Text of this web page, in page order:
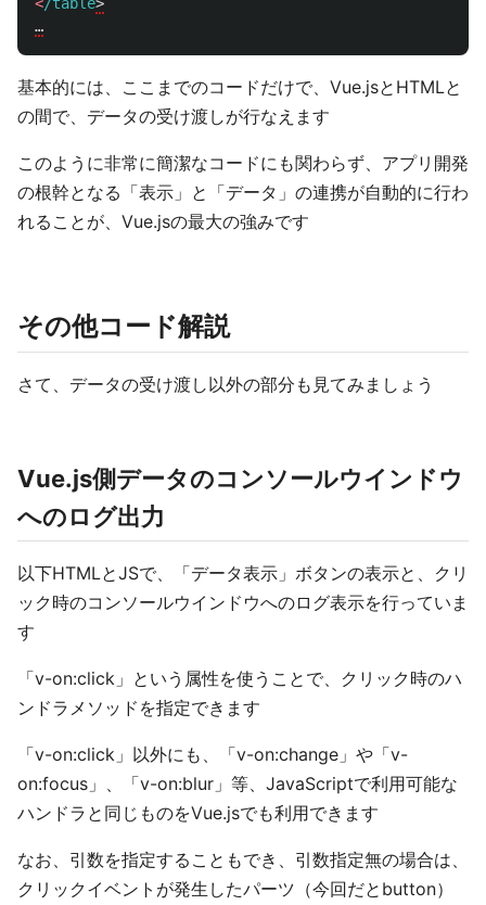
</table>
…
基本的には、ここまでのコードだけで、Vue.jsとHTMLと
の間で、データの受け渡しが行なえます
このように非常に簡潔なコードにも関わらず、アプリ開発
の根幹となる「表示」と「データ」の連携が自動的に行わ
れることが、Vue.jsの最大の強みです
その他コード解説
さて、データの受け渡し以外の部分も見てみましょう
Vue.js側データのコンソールウインドウ
へのログ出力
以下HTMLとJSで、「データ表示」ボタンの表示と、クリ
ック時のコンソールウインドウへのログ表示を行っていま
す
「v-on:click」という属性を使うことで、クリック時のハ
ンドラメソッドを指定できます
「v-on:click」以外にも、「v-on:change」や「v-
on:focus」、「v-on:blur」等、JavaScriptで利用可能な
ハンドラと同じものをVue.jsでも利用できます
なお、引数を指定することもでき、引数指定無の場合は、
クリックイベントが発生したパーツ（今回だとbutton）